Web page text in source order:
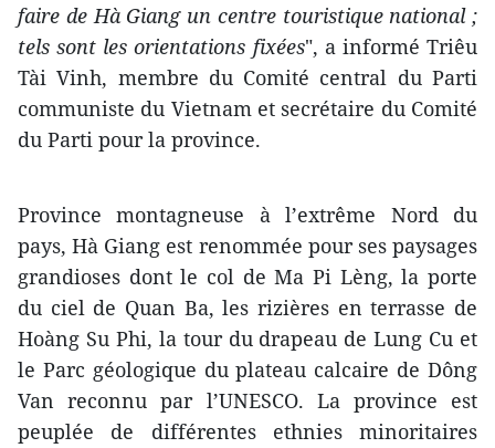
faire de Hà Giang un centre touristique national ;
tels sont les orientations fixées", a informé Triêu
Tài Vinh, membre du Comité central du Parti
communiste du Vietnam et secrétaire du Comité
du Parti pour la province.
Province montagneuse à l’extrême Nord du
pays, Hà Giang est renommée pour ses paysages
grandioses dont le col de Ma Pi Lèng, la porte
du ciel de Quan Ba, les rizières en terrasse de
Hoàng Su Phi, la tour du drapeau de Lung Cu et
le Parc géologique du plateau calcaire de Dông
Van reconnu par l’UNESCO. La province est
peuplée de différentes ethnies minoritaires